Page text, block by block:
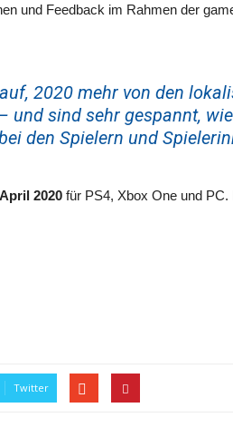
und Feedback im Rahmen der
2020 mehr von den
und sind sehr gespannt,
den Spielern und
2020 für PS4, Xbox One und
Twitter